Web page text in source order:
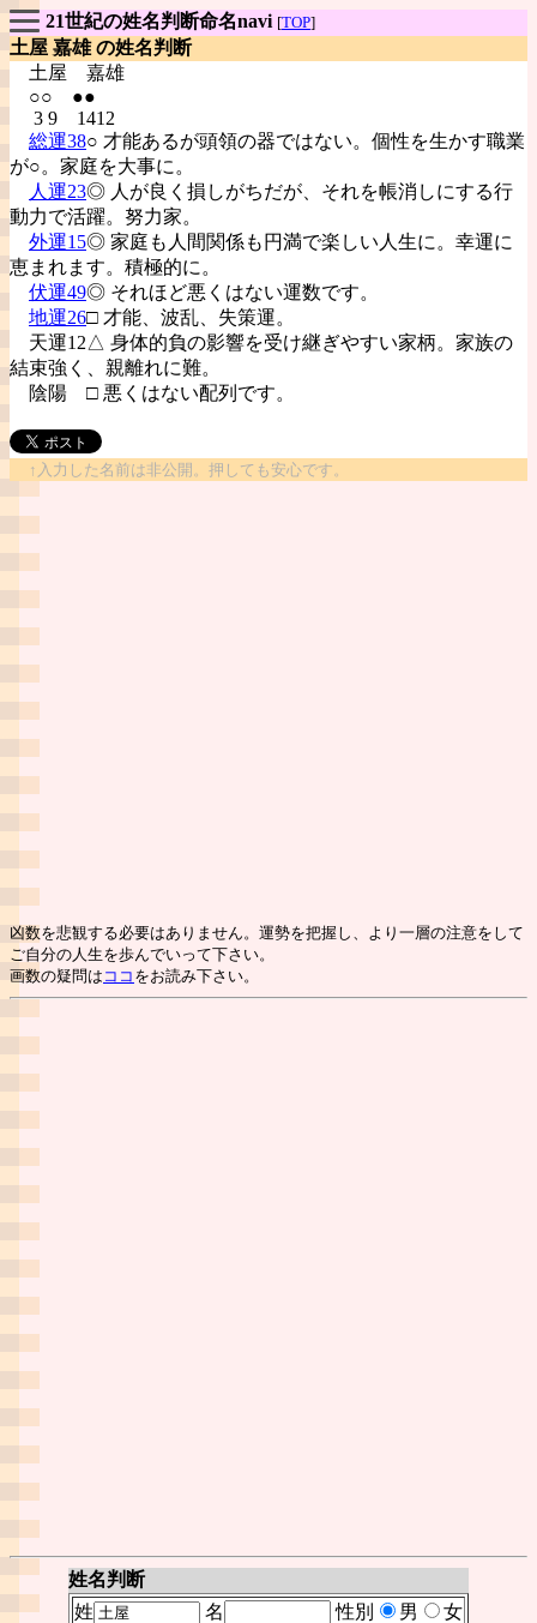
21世紀の姓名判断命名navi [TOP]
土屋 嘉雄 の姓名判断
土屋 嘉雄
○○ ●●
3 9 1412
総運38○ 才能あるが頭領の器ではない。個性を生かす職業
が○。家庭を大事に。
人運23◎ 人が良く損しがちだが、それを帳消しにする行
動力で活躍。努力家。
外運15◎ 家庭も人間関係も円満で楽しい人生に。幸運に
恵まれます。積極的に。
伏運49◎ それほど悪くはない運数です。
地運26□ 才能、波乱、失策運。
天運12△ 身体的負の影響を受け継ぎやすい家柄。家族の
結束強く、親離れに難。
陰陽 □ 悪くはない配列です。
↑入力した名前は非公開。押しても安心です。
凶数を悲観する必要はありません。運勢を把握し、より一層の注意をして
ご自分の人生を歩んでいって下さい。
画数の疑問は ココ をお読み下さい。
姓名判断
姓
名 性別 男 女